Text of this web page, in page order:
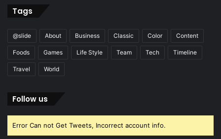
Tags
@slide About Business Classic Color Content
Foods Games Life Style Team Tech Timeline
Travel World
Follow us
Error Can not Get Tweets, Incorrect account info.